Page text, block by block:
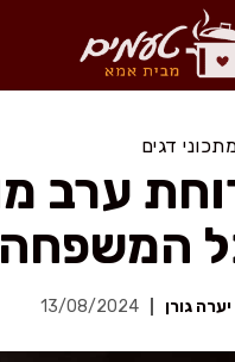
דגים
המשפחה
יערה גורן 13/08/2024